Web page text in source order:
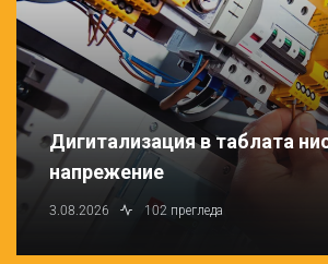
Дигитализация в таблата
напрежение
3.08.2026 102 прегледа